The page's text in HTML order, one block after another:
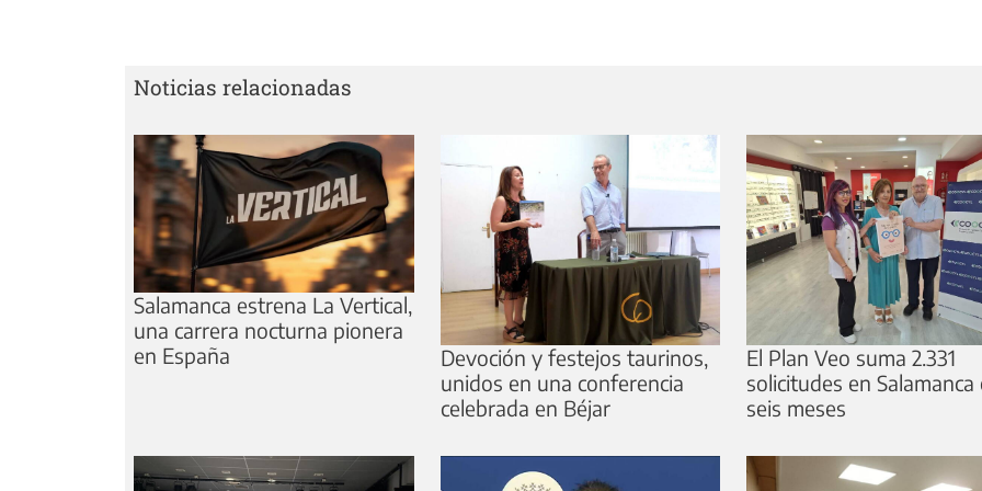
Noticias relacionadas
Salamanca estrena La Vertical,
una carrera nocturna pionera
en España
Devoción y festejos taurinos,
unidos en una conferencia
celebrada en Béjar
El Plan Veo suma 2.331
solicitudes en Salamanca
seis meses